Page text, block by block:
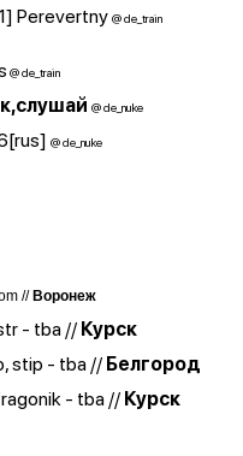
Perevertny @ de_train
@ de_train
@ de_nuke
@ de_nuke
//Воронеж
- tba // Курск
stip - tba // Белгород
- tba // Курск